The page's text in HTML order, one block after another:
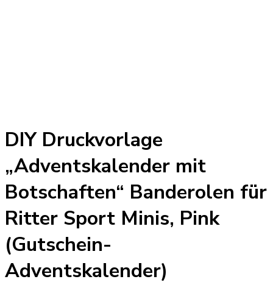
DIY Druckvorlage
„Adventskalender mit
Botschaften“ Banderolen für
Ritter Sport Minis, Pink
(Gutschein-
Adventskalender)